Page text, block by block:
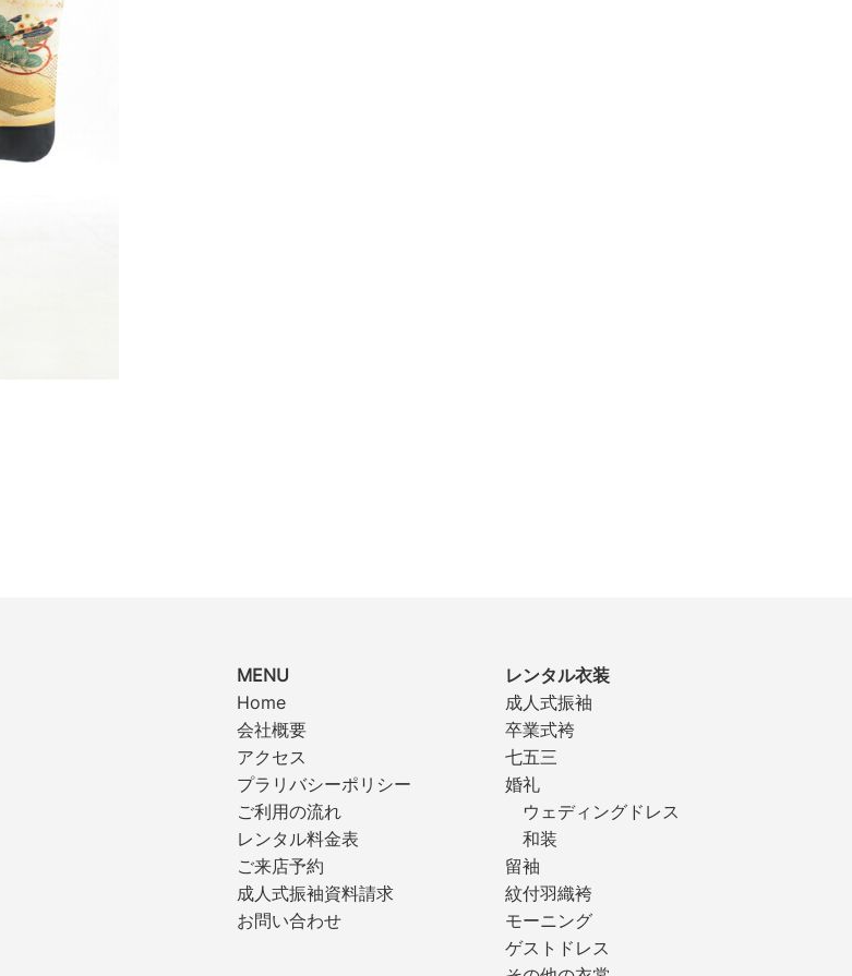
MENU
Home
会社概要
アクセス
プラリバシーポリシー
ご利用の流れ
レンタル料金表
ご来店予約
成人式振袖資料請求
お問い合わせ
レンタル衣装
成人式振袖
卒業式袴
七五三
婚礼
ウェディングドレス
和装
留袖
紋付羽織袴
モーニング
ゲストドレス